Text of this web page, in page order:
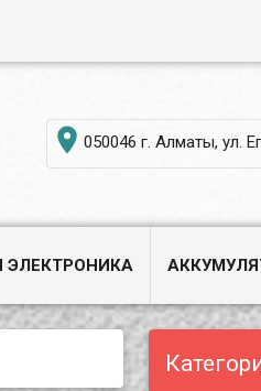
 050046 г. Алматы, ул.